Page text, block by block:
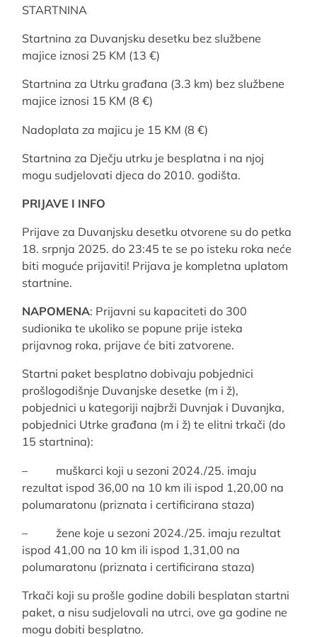
STARTNINA
Startnina za Duvanjsku desetku bez službene
majice iznosi 25 KM (13 €)
Startnina za Utrku građana (3.3 km) bez službene
majice iznosi 15 KM (8 €)
Nadoplata za majicu je 15 KM (8 €)
Startnina za Dječju utrku je besplatna i na njoj
mogu sudjelovati djeca do 2010. godišta.
PRIJAVE I INFO
Prijave za Duvanjsku desetku otvorene su do petka
18. srpnja 2025. do 23:45 te se po isteku roka neće
biti moguće prijaviti! Prijava je kompletna uplatom
startnine.
NAPOMENA: Prijavni su kapaciteti do 300
sudionika te ukoliko se popune prije isteka
prijavnog roka, prijave će biti zatvorene.
Startni paket besplatno dobivaju pobjednici
prošlogodišnje Duvanjske desetke (m i ž),
pobjednici u kategoriji najbrži Duvnjak i Duvanjka,
pobjednici Utrke građana (m i ž) te elitni trkači (do
15 startnina):
– muškarci koji u sezoni 2024./25. imaju
rezultat ispod 36,00 na 10 km ili ispod 1,20,00 na
polumaratonu (priznata i certificirana staza)
– žene koje u sezoni 2024./25. imaju rezultat
ispod 41,00 na 10 km ili ispod 1,31,00 na
polumaratonu (priznata i certificirana staza)
Trkači koji su prošle godine dobili besplatan startni
paket, a nisu sudjelovali na utrci, ove ga godine ne
mogu dobiti besplatno.